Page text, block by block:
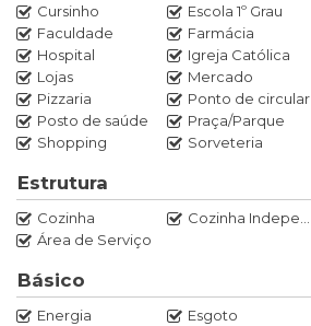
AGENDE SUA VISITA!
Contato
Whatsapp - (47)997345714
Valdete Bastos
Corretora de Imóveis
CRECI-SC 43452f
JAIR IMOBILIÁRIA LTDA
CREC-SC 6395J
www.jairimoveis.net
Cursinho
Escola 1º Grau
Faculdade
Farmácia
Hospital
Igreja Católica
Lojas
Mercado
Pizzaria
Ponto de circular
Posto de saúde
Praça/Parque
Shopping
Sorveteria
Estrutura
Cozinha Cozinha Independente
Área de Serviço
Básico
Energia Esgoto